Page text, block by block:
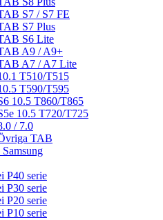
S7 / S7 FE
S7 Plus
S6 Lite
A9 / A9+
A7 / A7 Lite
T510/T515
T590/T595
10.5 T860/T865
10.5 T720/T725
/ 7.0
TAB
P40 serie
P30 serie
P20 serie
P10 serie